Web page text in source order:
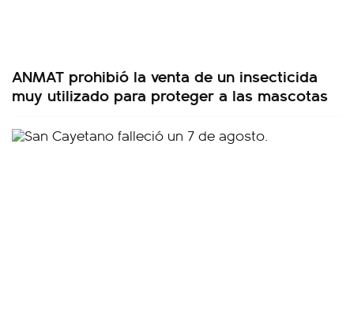
ANMAT prohibió la venta de un insecticida
muy utilizado para proteger a las mascotas